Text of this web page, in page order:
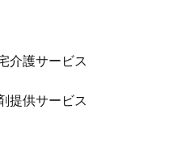
介護サービス
提供サービス